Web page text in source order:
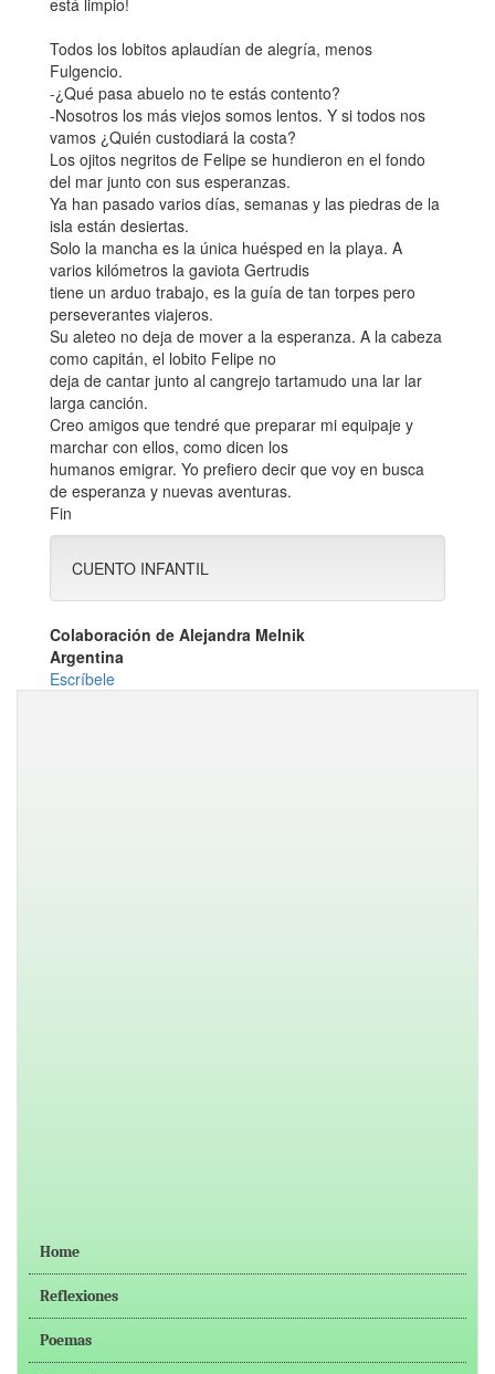
está limpio!
Todos los lobitos aplaudían de alegría, menos
Fulgencio.
-¿Qué pasa abuelo no te estás contento?
-Nosotros los más viejos somos lentos. Y si todos nos
vamos ¿Quién custodiará la costa?
Los ojitos negritos de Felipe se hundieron en el fondo
del mar junto con sus esperanzas.
Ya han pasado varios días, semanas y las piedras de la
isla están desiertas.
Solo la mancha es la única huésped en la playa. A
varios kilómetros la gaviota Gertrudis
tiene un arduo trabajo, es la guía de tan torpes pero
perseverantes viajeros.
Su aleteo no deja de mover a la esperanza. A la cabeza
como capitán, el lobito Felipe no
deja de cantar junto al cangrejo tartamudo una lar lar
larga canción.
Creo amigos que tendré que preparar mi equipaje y
marchar con ellos, como dicen los
humanos emigrar. Yo prefiero decir que voy en busca
de esperanza y nuevas aventuras.
Fin
CUENTO INFANTIL
Colaboración de Alejandra Melnik
Argentina
Escríbele
Home
Reflexiones
Poemas